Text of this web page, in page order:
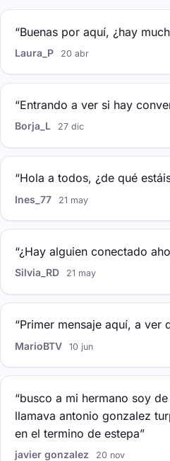
“Buenas por aquí, ¿hay
Laura_P 20 abr
“Entrando a ver si hay
Borja_L 27 dic
“Hola a todos, ¿de qué
Ines_77 21 may
“¿Hay alguien conectado
Silvia_RD 21 may
“Primer mensaje aquí, a ver
MarioBTV 10 jun
“busco a mi hermano soy
llamava antonio gonzalez
en el termino de estepa”
javier gonzalez 20 nov